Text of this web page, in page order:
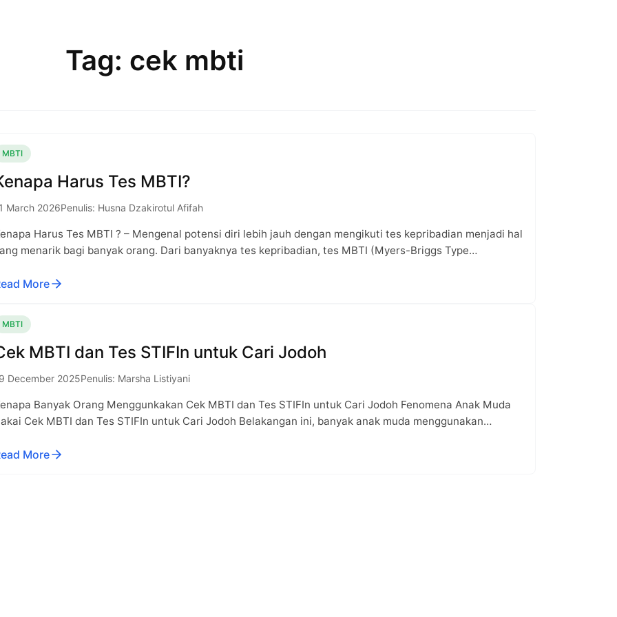
Tag: cek mbti
MBTI
Harus Tes MBTI?
March 2026Penulis: Husna Dzakirotul Afifah
Harus Tes MBTI ? – Mengenal potensi diri lebih jauh dengan mengikuti tes kepribadian menjadi hal
menarik bagi banyak orang. Dari banyaknya tes kepribadian, tes MBTI (Myers-Briggs Type…
More
MBTI
MBTI dan Tes STIFIn untuk Cari Jodoh
December 2025Penulis: Marsha Listiyani
Banyak Orang Menggunkakan Cek MBTI dan Tes STIFIn untuk Cari Jodoh Fenomena Anak Muda
Cek MBTI dan Tes STIFIn untuk Cari Jodoh Belakangan ini, banyak anak muda menggunakan…
More